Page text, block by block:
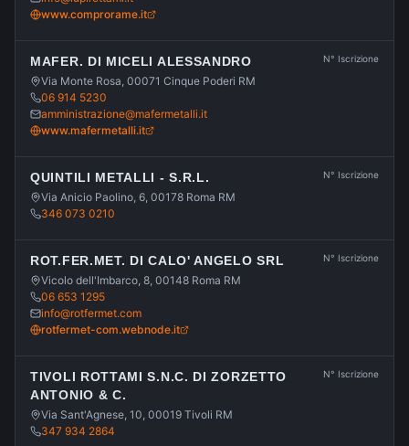
www.comprorame.it
MAFER. DI MICELI ALESSANDRO
Via Monte Rosa, 00071 Cinque Poderi RM
06 914 5230
amministrazione@mafermetalli.it
www.mafermetalli.it
N° Iscrizione
QUINTILI METALLI - S.R.L.
Via Anicio Paolino, 6, 00178 Roma RM
346 073 0210
N° Iscrizione
ROT.FER.MET. DI CALO' ANGELO SRL
Vicolo dell'Imbarco, 8, 00148 Roma RM
06 653 1295
info@rotfermet.com
rotfermet-com.webnode.it
N° Iscrizione
TIVOLI ROTTAMI S.N.C. DI ZORZETTO
ANTONIO & C.
Via Sant'Agnese, 10, 00019 Tivoli RM
347 934 2864
N° Iscrizione